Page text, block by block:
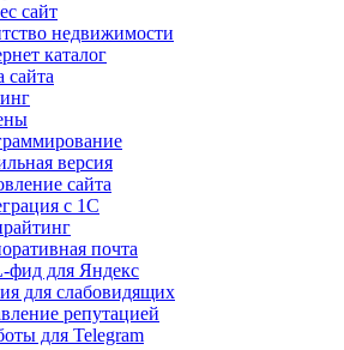
сайт
недвижимости
каталог
сайта
версия
сайта
с 1С
почта
фид для Яндекс
для слабовидящих
репутацией
для Telegram